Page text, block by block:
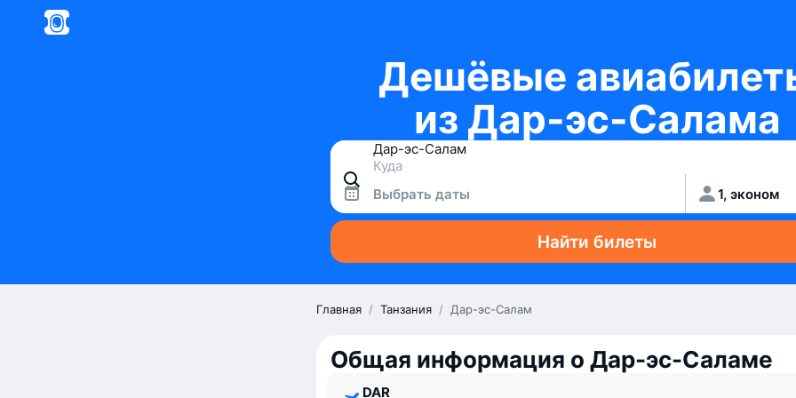
Дешёвые
из Дар-эс-Салама
Выбрать даты 1, эконом
Найти билеты
Главная / Танзания / Дар-эс-Салам
Общая информация о Дар-эс-Саламе
DAR